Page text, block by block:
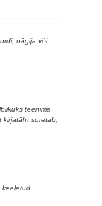
nägija või
teenima
suretab,
keeletud